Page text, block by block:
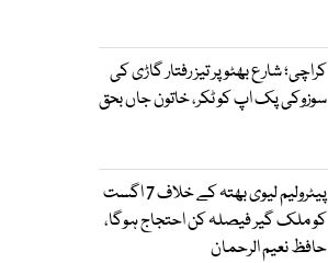
کراچی؛ شارع بھٹو پر تیز رفتار گاڑی کی
سوزوکی پک اپ کو ٹکر، خاتون جاں بحق
پیٹرولیم لیوی بھتہ کے خلاف 7 اگست
کو ملک گیر فیصلہ کن احتجاج ہوگا،
حافظ نعیم الرحمان